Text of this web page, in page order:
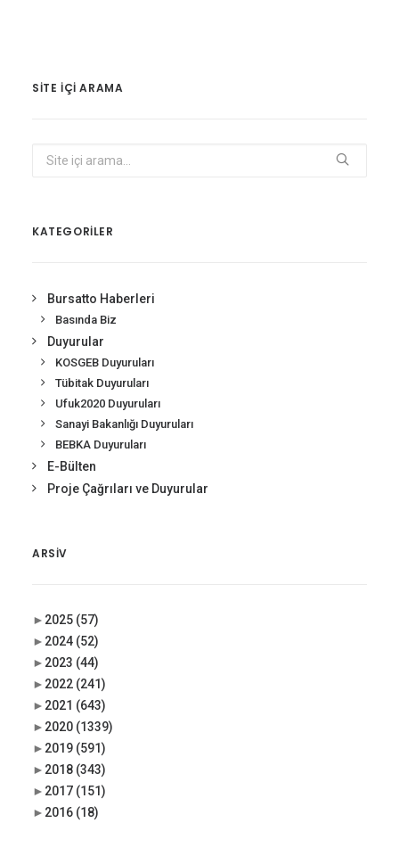
SITE IÇI ARAMA
KATEGORİLER
Bursatto Haberleri
Basında Biz
Duyurular
KOSGEB Duyuruları
Tübitak Duyuruları
Ufuk2020 Duyuruları
Sanayi Bakanlığı Duyuruları
BEBKA Duyuruları
E-Bülten
Proje Çağrıları ve Duyurular
ARSIV
► 2025 (57)
► 2024 (52)
► 2023 (44)
► 2022 (241)
► 2021 (643)
► 2020 (1339)
► 2019 (591)
► 2018 (343)
► 2017 (151)
► 2016 (18)